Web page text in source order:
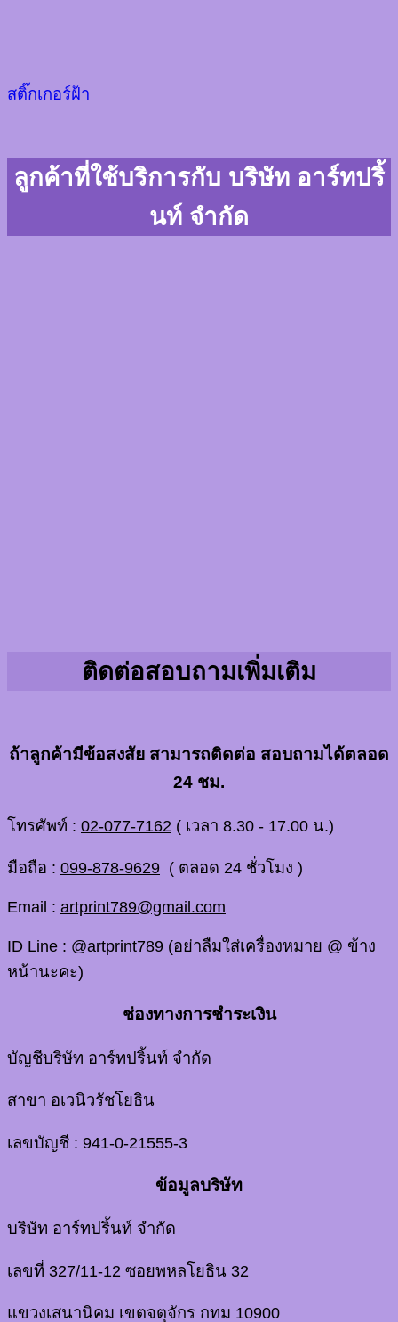
สติ๊กเกอร์ฝ้า
ลูกค้าที่ใช้บริการกับ บริษัท อาร์ทปริ้
นท์ จำกัด
ติดต่อสอบถามเพิ่มเติม
ถ้าลูกค้ามีข้อสงสัย สามารถติดต่อ สอบถามได้ตลอด
24 ชม.
โทรศัพท์ : 02-077-7162 ( เวลา 8.30 - 17.00 น.)
มือถือ : 099-878-9629 ( ตลอด 24 ชั่วโมง )
Email : artprint789@gmail.com
ID Line : @artprint789 (อย่าลืมใส่เครื่องหมาย @ ข้าง
หน้านะคะ)
ช่องทางการชำระเงิน
บัญชีบริษัท อาร์ทปริ้นท์ จำกัด
สาขา อเวนิวรัชโยธิน
เลขบัญชี : 941-0-21555-3
ข้อมูลบริษัท
บริษัท อาร์ทปริ้นท์ จำกัด
เลขที่ 327/11-12 ซอยพหลโยธิน 32
แขวงเสนานิคม เขตจตุจักร กทม 10900